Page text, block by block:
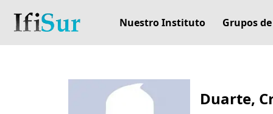
Nuestro Instituto Grupos
Duarte,